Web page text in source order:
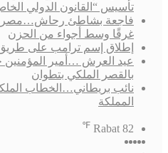
“القانون الدولي الخاص
بشاطئ رحاش…مصرع أربعيني
وسط أجواء من الحزن
إسم ترامب على طريق
العرش …أمير المؤمنين جلالة
الملكي بتطوان
بريطاني…الخطاب الملكي
Rabat
℉
‫YouTube
انستقرام
تسجيل